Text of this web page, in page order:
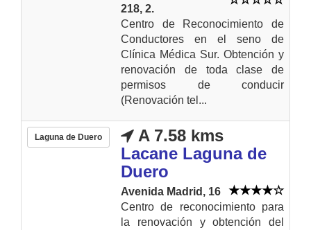
218, 2.
Centro de Reconocimiento de
Conductores en el seno de
Clínica Médica Sur. Obtención y
renovación de toda clase de
permisos de conducir
(Renovación tel...
Laguna de Duero
A 7.58 kms
Lacane Laguna de
Duero
Avenida Madrid, 16
Centro de reconocimiento para
la renovación y obtención del